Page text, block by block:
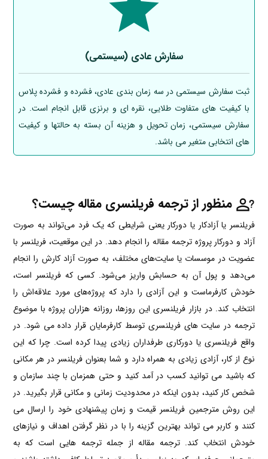
سفارش عادی (سیستمی)
ثبت سفارش سیستمی در سه زمان بندی عادی، فشرده و فشرده پلاس
با کیفیت های متفاوت طلایی، نقره ای و برنزی قابل انجام است. در
سفارش سیستمی، زمان تحویل و هزینه آن بسته به حالتها و کیفیت
های انتخابی متغیر می باشد.
منظور از ترجمه فریلنسری مقاله چیست؟
فریلنسر یا آزادکار یا دورکار یعنی شرایطی که یک فرد می‌تواند به صورت
آزاد و دورکار پروژه ترجمه مقاله را انجام دهد. در این موقعیت، فریلنسر با
عضویت در موسسات یا سایت‌های مختلف، به صورت آزاد کارش را انجام
می‌دهد و پول آن به حسابش واریز می‌شود. کسی که فریلنسر است،
خودش کارفرماست و این آزادی را دارد که پروژه‌های مورد علاقه‌اش را
انتخاب کند. در بازار فریلنسری این روزها، روزانه هزاران پروژه با موضوع
ترجمه در سایت های فریلنسری توسط کارفرمایان قرار داده می شود. در
واقع فریلنسری یا دورکاری طرفداران زیادی پیدا کرده است. چرا که این
نوع از کار، آزادی زیادی به همراه دارد و شما بعنوان فریلنسر در هر مکانی
که باشید می توانید کسب در آمد کنید و حتی همزمان با چند سازمان و
شخص کار کنید، بدون اینکه در محدودیت زمانی و مکانی قرار بگیرید. در
این روش مترجمین فریلنسر قیمت و زمان پیشنهادی خود را ارسال می
کنند و کاربر می تواند بهترین گزینه را با در نظر گرفتن اهداف و نیاز‌های
خودش انتخاب کند. ترجمه مقاله از جمله ترجمه هایی است که به